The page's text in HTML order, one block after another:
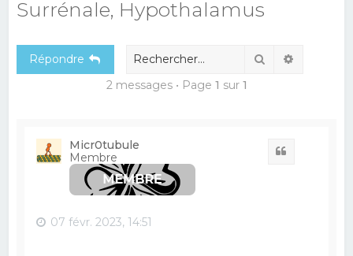
Surrénale, Hypothalamus
Répondre Rechercher
2 messages • Page 1 sur 1
Micr0tubule
Membre
07 févr. 2023, 14:51